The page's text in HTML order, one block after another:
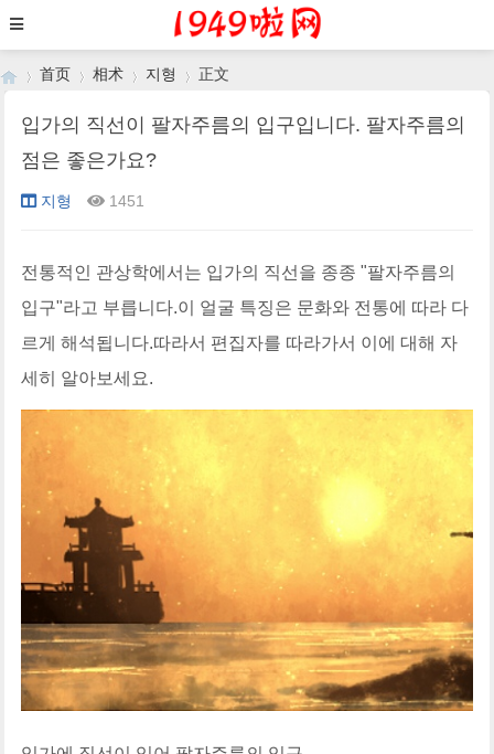
首页
›
相术
›
지형 正文
입가의 직선이 팔자주름의 입구입니다. 팔자주름의
점은 좋은가요?
지형 1451
전통적인 관상학에서는 입가의 직선을 종종 "팔자주름의
입구"라고 부릅니다.이 얼굴 특징은 문화와 전통에 따라 다
르게 해석됩니다.따라서 편집자를 따라가서 이에 대해 자
세히 알아보세요.